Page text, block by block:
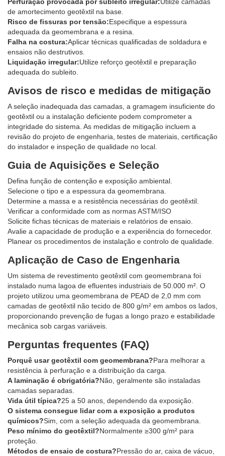
de amortecimento geotêxtil na base.
Risco de fissuras por tensão:Especifique a espessura
adequada da geomembrana e a resina.
Falha na costura:Aplicar técnicas qualificadas de soldadura e
ensaios não destrutivos.
Liquidação irregular:Utilize reforço geotêxtil e preparação
adequada do subleito.
Avisos de risco e medidas de mitigação
A seleção inadequada das camadas, a gramagem insuficiente do
geotêxtil ou a instalação deficiente podem comprometer a
integridade do sistema. As medidas de mitigação incluem a
revisão do projeto de engenharia, testes de materiais, certificação
do instalador e inspeção de qualidade no local.
Guia de Aquisições e Seleção
Defina função de contenção e exposição ambiental.
Selecione o tipo e a espessura da geomembrana.
Determine a massa e a resistência necessárias do geotêxtil.
Verificar a conformidade com as normas ASTM/ISO
Solicite fichas técnicas de materiais e relatórios de ensaio.
Avalie a capacidade de produção e a experiência do fornecedor.
Planear os procedimentos de instalação e controlo de qualidade.
Aplicação de Caso de Engenharia
Um sistema de revestimento geotêxtil com geomembrana foi
instalado numa lagoa de efluentes industriais de 50.000 m². O
projeto utilizou uma geomembrana de PEAD de 2,0 mm com
camadas de geotêxtil não tecido de 800 g/m² em ambos os lados,
proporcionando prevenção de fugas a longo prazo e estabilidade
mecânica sob cargas variáveis.
Perguntas frequentes (FAQ)
Porquê usar geotêxtil com geomembrana?Para melhorar a
resistência à perfuração e a distribuição da carga.
A laminação é obrigatória?Não, geralmente são instaladas
camadas separadas.
Vida útil típica?25 a 50 anos, dependendo da exposição.
O sistema consegue lidar com a exposição a produtos
químicos?Sim, com a seleção adequada da geomembrana.
Peso mínimo do geotêxtil?Normalmente ≥300 g/m² para
proteção.
Métodos de ensaio de costura?Pressão do ar, caixa de vácuo,